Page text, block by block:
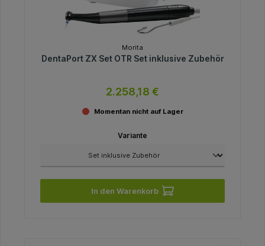
Morita
DentaPort ZX Set OTR Set inklusive Zubehör
2.258,18 €
Momentan nicht auf Lager
Variante
In den Warenkorb